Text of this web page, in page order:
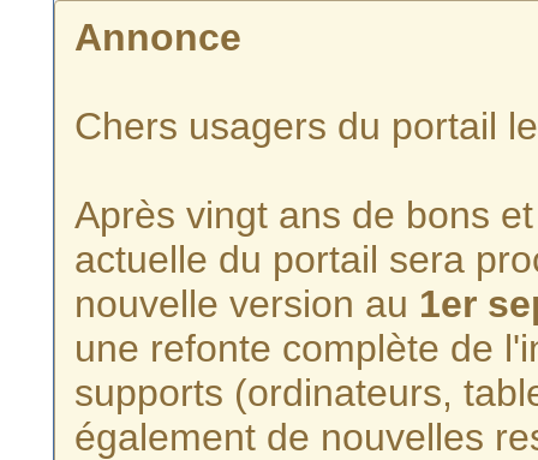
Annonce
Chers usagers du portail
Après vingt ans de bons
actuelle du portail sera
nouvelle version au 1er
une refonte complète de
supports (ordinateurs,
également de nouvelles